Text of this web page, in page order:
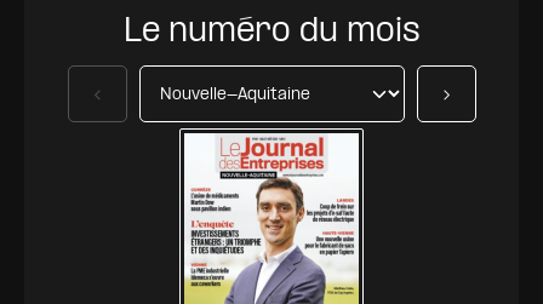
Le numéro du mois
Précédent Suivant